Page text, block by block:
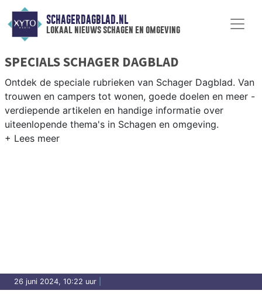
SCHAGERDAGBLAD.NL
lokaal nieuws schagen en omgeving
SPECIALS SCHAGER DAGBLAD
Ontdek de speciale rubrieken van Schager Dagblad. Van
trouwen en campers tot wonen, goede doelen en meer -
verdiepende artikelen en handige informatie over
uiteenlopende thema's in Schagen en omgeving.
26 juni 2024, 10:22 uur